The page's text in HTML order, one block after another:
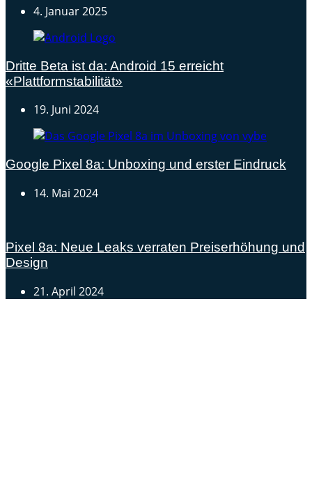
4. Januar 2025
Dritte Beta ist da: Android 15 erreicht
«Plattformstabilität»
19. Juni 2024
Google Pixel 8a: Unboxing und erster Eindruck
14. Mai 2024
Pixel 8a: Neue Leaks verraten Preiserhöhung und
Design
21. April 2024